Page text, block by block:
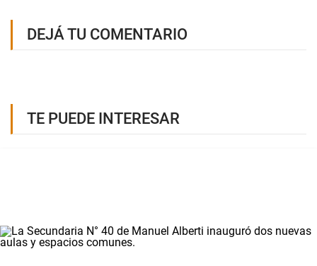
DEJÁ TU COMENTARIO
TE PUEDE INTERESAR